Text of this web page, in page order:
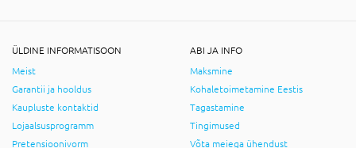
ÜLDINE INFORMATISOON
Meist
Garantii ja hooldus
Kaupluste kontaktid
Lojaalsusprogramm
Pretensioonivorm
ABI JA INFO
Maksmine
Kohaletoimetamine Eestis
Tagastamine
Tingimused
Võta meiega ühendust